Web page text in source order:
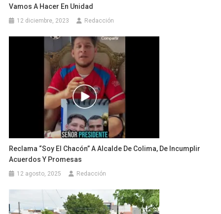
Vamos A Hacer En Unidad
12 diciembre, 2023 Redacción
Reclama “Soy El Chacón” A Alcalde De Colima, De Incumplir
Acuerdos Y Promesas
12 agosto, 2025 Redacción